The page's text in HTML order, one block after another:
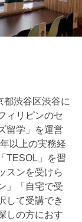
都渋谷区渋谷に
ィリピンのセ
留学」を運営
以上の実務経
TESOL」を習
スンを受けら
」「自宅で受
して受講でき
しの方におす